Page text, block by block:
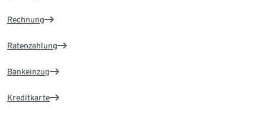
Rechnung
Ratenzahlung
Bankeinzug
Kreditkarte